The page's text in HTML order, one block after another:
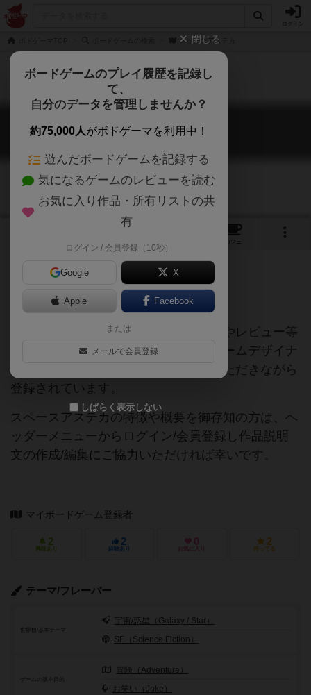
スペースアステカ
スペースアステカ
Space Aztecs
カフェ
ご協力ください
当サイトに掲載されている作品説明文やレビュー等
の情報は、ボドゲーマ運営事務局・ゲームデザイナ
ーご本人様・有志の皆様にご協力をいただきながら
登録されています。
スペースアステカの特徴や概要を御存知の方は、ヘ
ッダーメニューからログイン/会員登録し作品説明
文の作成/編集にご協力いただければ幸いです。
マイボードゲーム登録者
2
興味あり
2
経験あり
0
お気に入り
2
持ってる
テーマ/フレーバー
世界観/基本テーマ
宇宙/惑星（Galaxy / Star）
SF（Science Fiction）
ゲームの基本目的
冒険（Adventure）
お笑い（Joke）
閉じる
ボードゲームのプレイ履歴を記録し
て、
自分のデータを管理しませんか？
約75,000人がボドゲーマを利用中！
遊んだボードゲームを記録する
気になるゲームのレビューを読む
お気に入り作品・所有リストの共
有
ログイン / 会員登録（10秒）
Google X
Apple Facebook
または
メールで会員登録
しばらく表示しない